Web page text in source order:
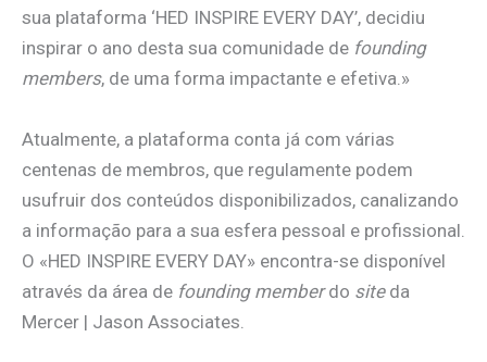
sua plataforma ‘HED INSPIRE EVERY DAY’, decidiu
inspirar o ano desta sua comunidade de founding
members, de uma forma impactante e efetiva.»
Atualmente, a plataforma conta já com várias
centenas de membros, que regulamente podem
usufruir dos conteúdos disponibilizados, canalizando
a informação para a sua esfera pessoal e profissional.
O «HED INSPIRE EVERY DAY» encontra-se disponível
através da área de founding memberdo siteda
Mercer | Jason Associates.